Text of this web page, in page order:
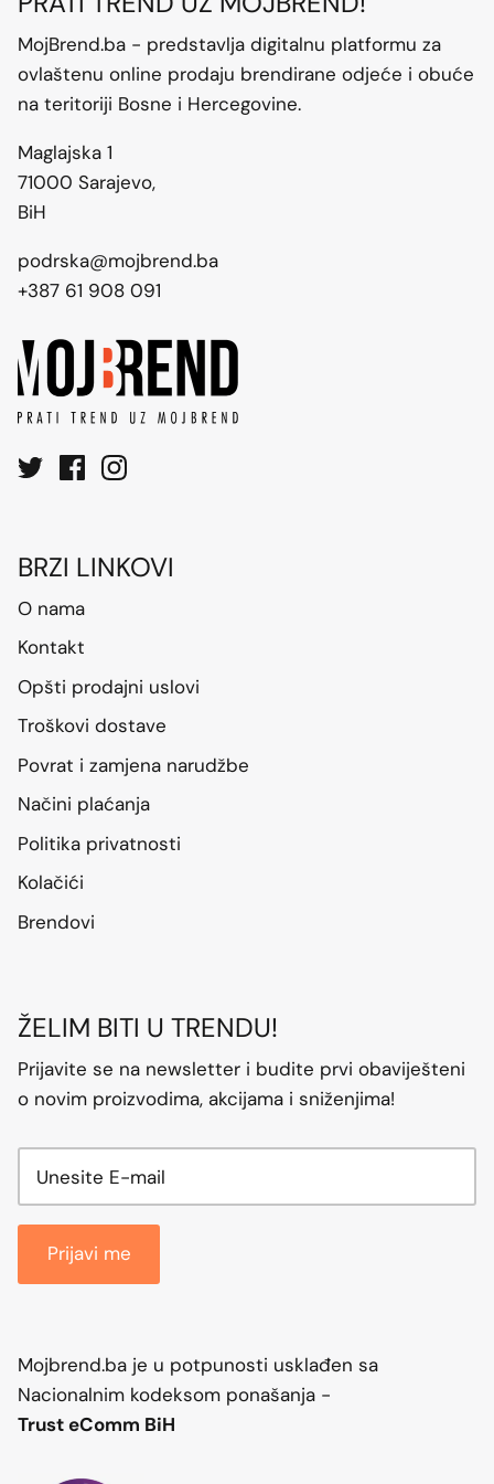
MojBrend.ba - predstavlja digitalnu platformu za
ovlaštenu online prodaju brendirane odjeće i obuće
na teritoriji Bosne i Hercegovine.
Maglajska 1
71000 Sarajevo,
BiH
podrska@mojbrend.ba
+387 61 908 091
BRZI LINKOVI
O nama
Kontakt
Opšti prodajni uslovi
Troškovi dostave
Povrat i zamjena narudžbe
Načini plaćanja
Politika privatnosti
Kolačići
Brendovi
ŽELIM BITI U TRENDU!
Prijavite se na newsletter i budite prvi obaviješteni
o novim proizvodima, akcijama i sniženjima!
Prijavi me
Mojbrend.ba je u potpunosti usklađen sa
Nacionalnim kodeksom ponašanja -
Trust eComm BiH